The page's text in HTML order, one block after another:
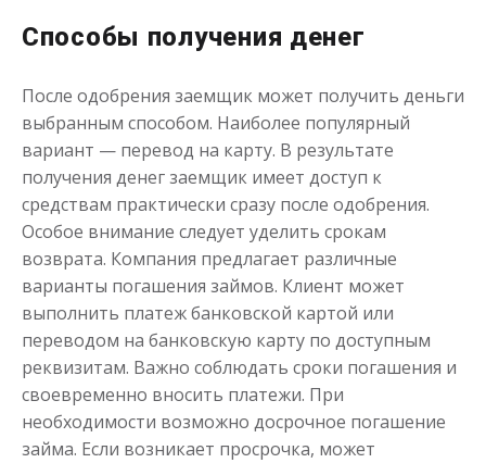
Деньги до зарплаты
Сумма до50 000
Срок от 1до 21 дня
Получить
Способы получения денег
После одобрения заемщик может получить деньги
выбранным способом. Наиболее популярный
вариант — перевод на карту. В результате
получения денег заемщик имеет доступ к
средствам практически сразу после одобрения.
Особое внимание следует уделить срокам
возврата. Компания предлагает различные
варианты погашения займов. Клиент может
выполнить платеж банковской картой или
переводом на банковскую карту по доступным
реквизитам. Важно соблюдать сроки погашения и
своевременно вносить платежи. При
необходимости возможно досрочное погашение
займа. Если возникает просрочка, может